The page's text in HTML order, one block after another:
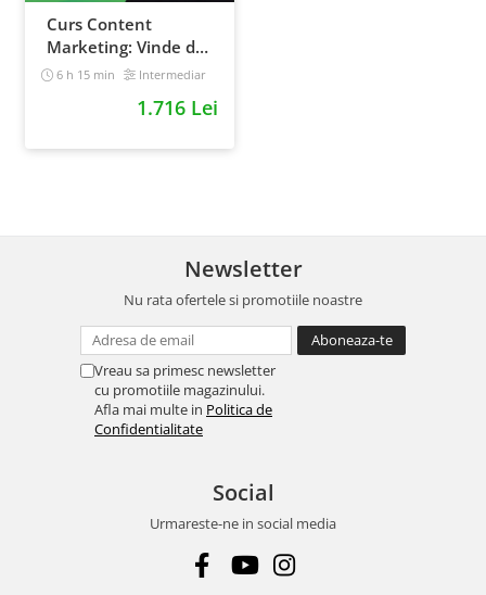
Curs Content
Marketing: Vinde de
10x mai simplu
6 h 15 min Intermediar
1.716 Lei
Newsletter
Nu rata ofertele si promotiile noastre
Vreau sa primesc newsletter
cu promotiile magazinului.
Afla mai multe in Politica de
Confidentialitate
Social
Urmareste-ne in social media